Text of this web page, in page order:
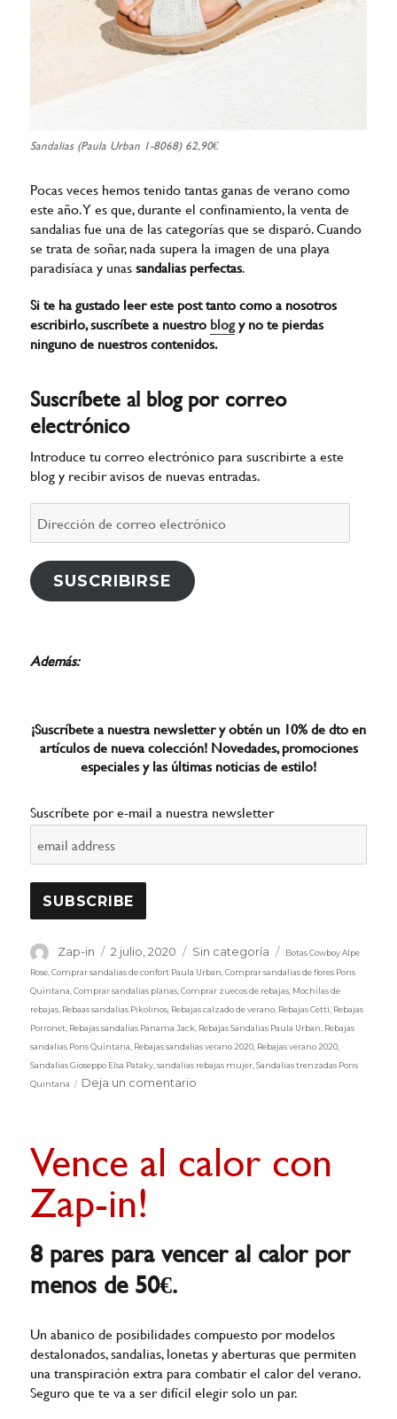
Sandalias (Paula Urban 1-8068) 62,90€
Pocas veces hemos tenido tantas ganas de verano como
este año. Y es que, durante el confinamiento, la venta de
sandalias fue una de las categorías que se disparó. Cuando
se trata de soñar, nada supera la imagen de una playa
paradisíaca y unassandalias perfectas.
Si te ha gustado leer este post tanto como a nosotros
escribirlo, suscríbete a nuestro blogy no te pierdas
ninguno de nuestros contenidos.
Suscríbete al blog por correo
electrónico
Introduce tu correo electrónico para suscribirte a este
blog y recibir avisos de nuevas entradas.
de
electrónico
SUSCRIBIRSE
Además:
¡Suscríbete a nuestra newsletter y obtén un 10% de dto en
artículos de nueva colección! Novedades, promociones
especiales y las últimas noticias de estilo!
Suscríbete por e-mail a nuestra newsletter
Autor
Zap-in
Publicado
el
2 julio, 2020 Categorías
Sin categoría Etiquetas
Botas Cowboy Alpe
Rose ,Comprar sandalias de confort Paula Urban ,Comprar sandalias de flores Pons
Quintana ,Comprar sandalias planas ,Comprar zuecos de rebajas Mochilas de
rebajas Rebaas sandalias Pikolinos Rebajas calzado de verano Rebajas Cetti Rebajas
Porronet Rebajas sandalias Panama Jack Rebajas Sandalias Paula Urban Rebajas
sandalias Pons Quintana Rebajas sandalias verano 2020 Rebajas verano 2020
Sandalias Gioseppo Elsa Pataky ,sandalias rebajas mujer ,Sandalias trenzadas Pons
Quintana
Deja un comentario
Vence al calor con
Zap-in!
8 pares para vencer al calor por
menos de 50€.
Un abanico de posibilidades compuesto por modelos
destalonados, sandalias, lonetas y aberturas que permiten
una transpiración extra para combatir el calor del verano.
Seguro que te va a ser difícil elegir solo un par.